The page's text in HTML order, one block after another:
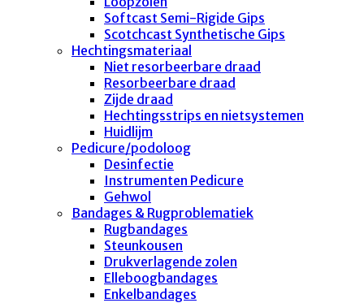
Softcast Semi-Rigide Gips
Scotchcast Synthetische Gips
Hechtingsmateriaal
Niet resorbeerbare draad
Resorbeerbare draad
Zijde draad
Hechtingsstrips en nietsystemen
Huidlijm
Pedicure/podoloog
Desinfectie
Instrumenten Pedicure
Gehwol
Bandages & Rugproblematiek
Rugbandages
Steunkousen
Drukverlagende zolen
Elleboogbandages
Enkelbandages